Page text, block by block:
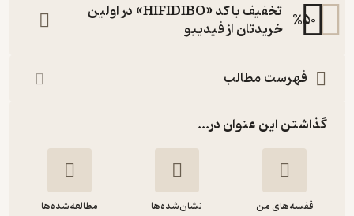
%50
تخفیف با کد «HIFIDIBO» در اولین
خریدتان از فیدیبو
فهرست مطالب
گذاشتن این عنوان در...
قفسه‌های من نشان‌شده‌ها مطالعه‌شده‌ها